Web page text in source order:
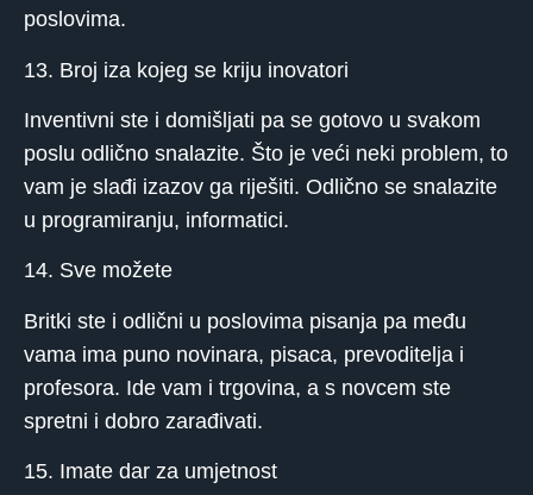
poslovima.
13. Broj iza kojeg se kriju inovatori
Inventivni ste i domišljati pa se gotovo u svakom
poslu odlično snalazite. Što je veći neki problem, to
vam je slađi izazov ga riješiti. Odlično se snalazite
u programiranju, informatici.
14. Sve možete
Britki ste i odlični u poslovima pisanja pa među
vama ima puno novinara, pisaca, prevoditelja i
profesora. Ide vam i trgovina, a s novcem ste
spretni i dobro zarađivati.
15. Imate dar za umjetnost